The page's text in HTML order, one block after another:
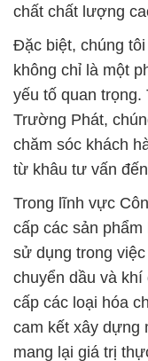
Trường Phát,
chăm sóc khách
từ khâu tư vấn
Trong lĩnh vực
cấp các sản
sử dụng trong
chuyển dầu và khí
cấp các loại hóa
cam kết xây dựng
mang lại giá trị
Các sản phẩm
giúp tối ưu hóa
nhiều thế mạnh từ
như dầu khí,